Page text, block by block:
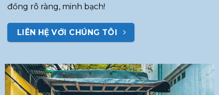
đồng rõ ràng, minh bạch!
LIÊN HỆ VỚI CHÚNG TÔI